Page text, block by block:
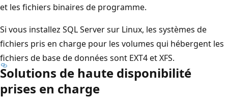
et les fichiers binaires de programme.
Si vous installez SQL Server sur Linux, les systèmes de
fichiers pris en charge pour les volumes qui hébergent les
fichiers de base de données sont EXT4 et XFS.
Solutions de haute disponibilité
prises en charge